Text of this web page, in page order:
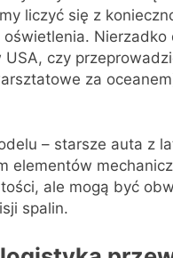
liczyć się z
czy
za
– starsze auta z
elementów
ale mogą być
spalin.